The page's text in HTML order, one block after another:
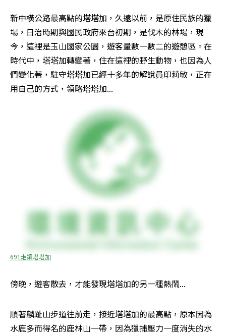
新中橫公路最高點的塔塔加，久遠以前，是原住民族的獵
場，日治時期與國民政府來台初期，是伐木的林場，現
今，這裡是玉山國家公園，遊客量數一數二的遊憩區。在
時代中，塔塔加轉變著，住在這裡的野生動物，也因為人
們變化著，駐守塔塔加已經十多年的解說員印莉敏，正在
用自己的方式，領略塔塔加...
691走讀塔塔加
傍晚，遊客散去，才能發現塔塔加的另一種熱鬧...
順著麟趾山步道往前走，接近塔塔加的最高點，原本因為
水鹿多而得名的鹿林山一帶，因為獵捕壓力一度消失的水